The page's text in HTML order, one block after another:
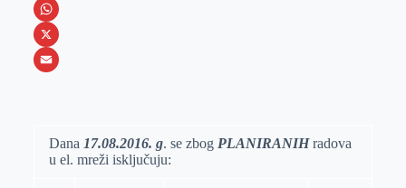
e
b
o
s
s
e
i
n
k
V
i
b
W
h
X
Dana 17.08.2016. g. se zbog PLANIRANIHradova
u el. mreži isklјučuju: